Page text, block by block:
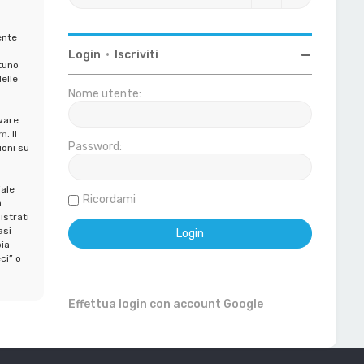
. Il
su
o
Login • Iscriviti
Nome utente:
Password:
Ricordami
Effettua login con account Google